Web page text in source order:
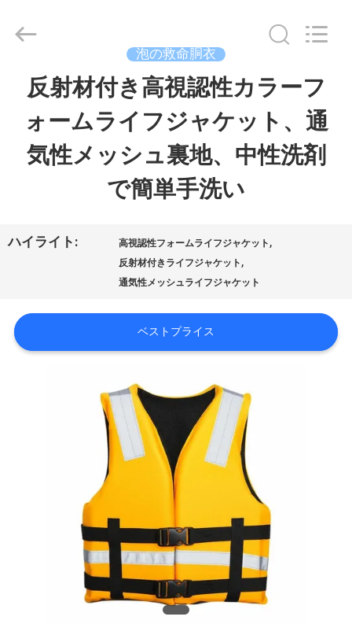
し
2019
SolidFloat
Industries
Reserved.
泡の救命胴衣
反射材付き高視認性カラーフ
ォームライフジャケット、通
気性メッシュ裏地、中性洗剤
で簡単手洗い
ハイライト: 高視認性フォームライフジャケット ,
反射材付きライフジャケット ,
通気性メッシュライフジャケット
ベストプライス